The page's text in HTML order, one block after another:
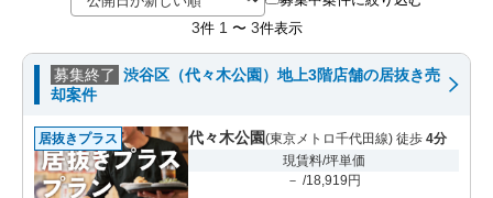
3件 1 〜 3件表示
募集終了 渋谷区（代々木公園）地上3階店舗の居抜き売
却案件
居抜きプラス 代々木公園(東京メトロ千代田線) 徒歩 4分
現賃料/坪単価
－ /18,919円